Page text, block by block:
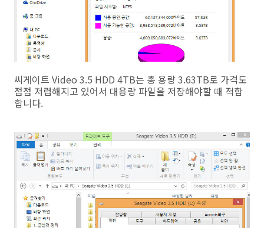
씨게이트 Video 3.5 HDD 4TB는 총 용량 3.63TB로 가격도
점점 저렴해지고 있어서 대용량 파일을 저장해야할 때 적합
합니다.